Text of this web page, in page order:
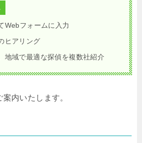
Webフォームに入力
ヒアリング
地域で最適な探偵を複数社紹介
内いたします。